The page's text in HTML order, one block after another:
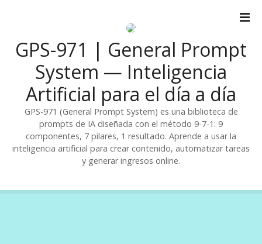
n
GPS-971 | General Prompt
System — Inteligencia
Artificial para el día a día
GPS-971 (General Prompt System) es una biblioteca de
prompts de IA diseñada con el método 9-7-1: 9
componentes, 7 pilares, 1 resultado. Aprende a usar la
inteligencia artificial para crear contenido, automatizar tareas
y generar ingresos online.